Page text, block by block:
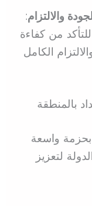
والالتزام:
من كفاءة
الكامل
بالمنطقة
واسعة
لتعزيز